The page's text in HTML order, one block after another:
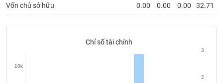
Vốn chủ sở hữu 0.00 0.00 0.00 32.71
Chỉ số tài chính
10k
2
3
cụ
đầu
tư